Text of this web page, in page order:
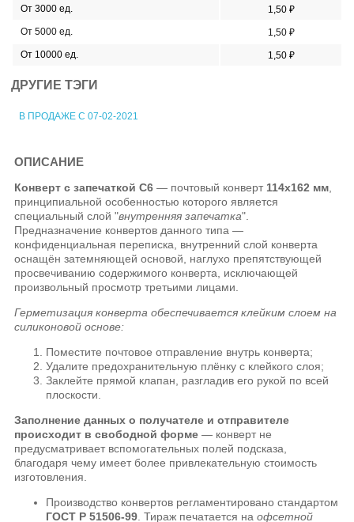
От 3000 ед.
1,50 ₽
От 5000 ед.
1,50 ₽
От 10000 ед.
1,50 ₽
ДРУГИЕ ТЭГИ
В ПРОДАЖЕ С 07-02-2021
ОПИСАНИЕ
Конверт с запечаткой С6 — почтовый конверт 114х162 мм,
принципиальной особенностью которого является
специальный слой "внутренняя запечатка".
Предназначение конвертов данного типа —
конфиденциальная переписка, внутренний слой конверта
оснащён затемняющей основой, наглухо препятствующей
просвечиванию содержимого конверта, исключающей
произвольный просмотр третьими лицами.
Герметизация конверта обеспечивается клейким слоем на
силиконовой основе:
Поместите почтовое отправление внутрь конверта;
Удалите предохранительную плёнку с клейкого слоя;
Заклейте прямой клапан, разгладив его рукой по всей
плоскости.
Заполнение данных о получателе и отправителе
происходит в свободной форме — конверт не
предусматривает вспомогательных полей подсказа,
благодаря чему имеет более привлекательную стоимость
изготовления.
Производство конвертов регламентировано стандартом
ГОСТ Р 51506-99. Тираж печатается наофсетной